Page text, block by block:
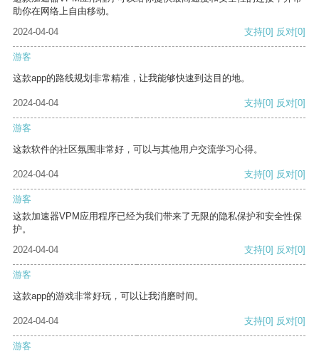
助你在网络上自由移动。
2024-04-04
支持[0] 反对[0]
游客
这款app的路线规划非常精准，让我能够快速到达目的地。
2024-04-04 支持[0] 反对[0]
游客
这款软件的社区氛围非常好，可以与其他用户交流学习心得。
2024-04-04 支持[0] 反对[0]
游客
这款加速器VPM应用程序已经为我们带来了无限的隐私保护和安全性保
护。
2024-04-04
支持[0] 反对[0]
游客
这款app的游戏非常好玩，可以让我消磨时间。
2024-04-04 支持[0] 反对[0]
游客